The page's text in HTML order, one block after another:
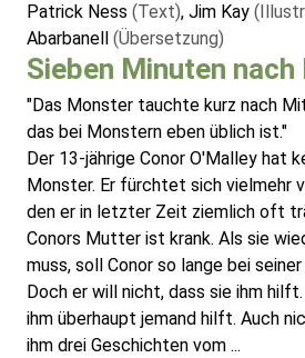
Patrick Ness (Text), Jim Kay
Abarbanell (Übersetzung)
Sieben Minuten
"Das Monster tauchte kurz nach
das bei Monstern eben üblich ist."
Der 13-jährige Conor O'Malley hat
Monster. Er fürchtet sich vielmehr
den er in letzter Zeit ziemlich oft
Conors Mutter ist krank. Als sie
muss, soll Conor so lange bei
Doch er will nicht, dass sie ihm
ihm überhaupt jemand hilft. Auch
ihm drei Geschichten vom ...